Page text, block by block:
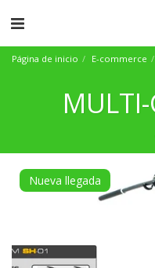
Página de inicio E-commerce
Nueva llegada